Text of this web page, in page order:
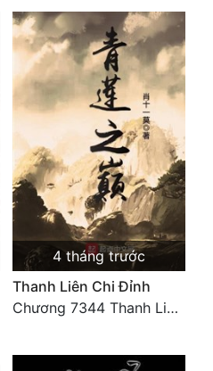
4 tháng trước
Thanh Liên Chi Đỉnh
Chương 7344 Thanh Liên đỉnh (Đại kết cục) (2) HẾT.